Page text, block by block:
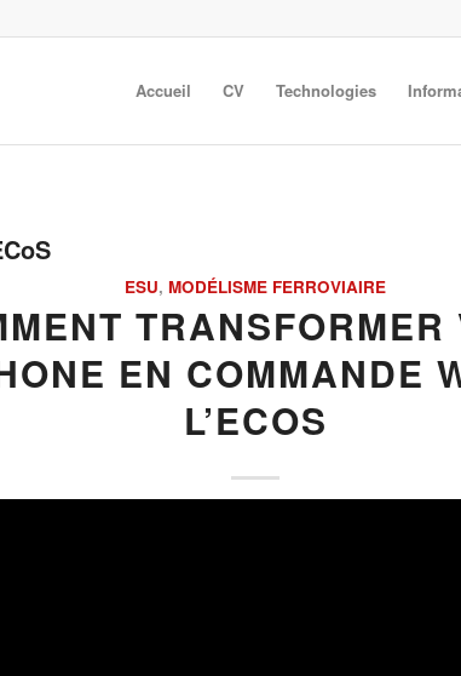
Accueil CV Technologies
ESU,MODÉLISME FERROVIAIRE
TRANSFORMER
EN COMMANDE
L’ECOS